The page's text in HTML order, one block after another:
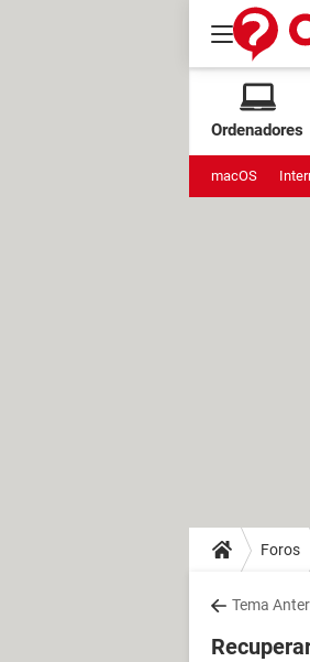
Ordenadores
macOS
Foros
Tema